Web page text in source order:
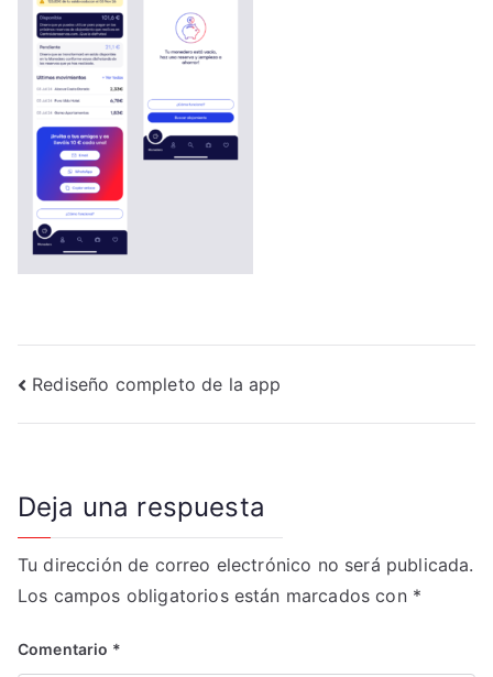
Navegación
de
Rediseño completo de la app
Deja una respuesta
Tu dirección de correo electrónico no será publicada.
Los campos obligatorios están marcados con *
Comentario *